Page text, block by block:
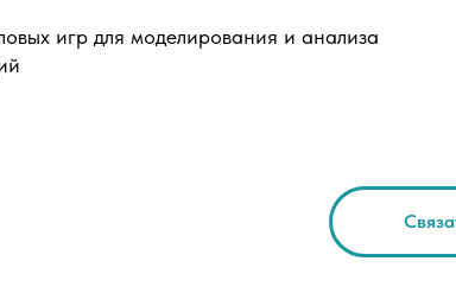
игр для моделирования и анализа